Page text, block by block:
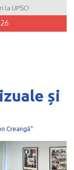
la UPSC!
și
Creangă”